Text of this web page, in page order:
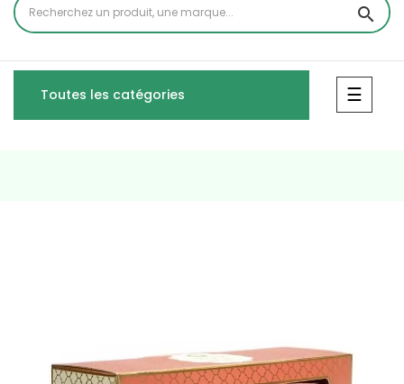
search
Toutes les catégories ☰